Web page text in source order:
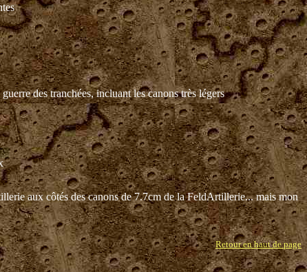
des tranchées, incluant les canons très légers
aux côtés des canons de 7.7cm de la FeldArtillerie... mais mon
Retour en haut de page